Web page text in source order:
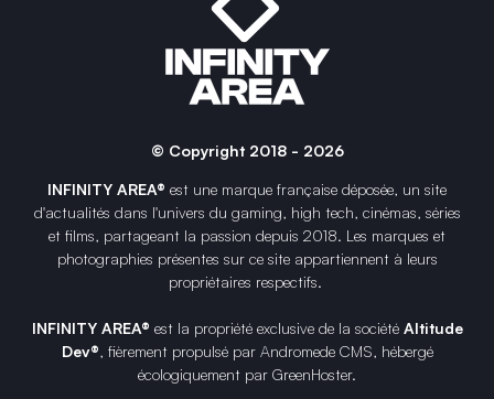
© Copyright 2018 - 2026
INFINITY AREA® est une marque française déposée, un site
d'actualités dans l'univers du gaming, high tech, cinémas, séries
et films, partageant la passion depuis 2018. Les marques et
photographies présentes sur ce site appartiennent à leurs
propriétaires respectifs.
INFINITY AREA® est la propriété exclusive de la société Altitude
Dev®, fièrement propulsé par Andromede CMS, hébergé
écologiquement par GreenHoster.